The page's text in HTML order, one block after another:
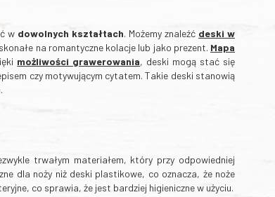
w dowolnych kształtach. Możemy znaleźć deski w
na romantyczne kolacje lub jako prezent. Mapa
możliwości grawerowania, deski mogą stać się
czy motywującym cytatem. Takie deski stanowią
trwałym materiałem, który przy odpowiedniej
dla noży niż deski plastikowe, co oznacza, że noże
co sprawia, że jest bardziej higieniczne w użyciu.